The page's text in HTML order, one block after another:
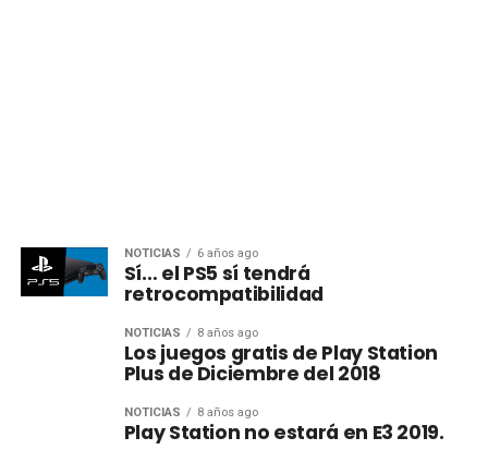
NOTICIAS 6 años ago
Sí… el PS5 sí tendrá
retrocompatibilidad
NOTICIAS 8 años ago
Los juegos gratis de Play Station
Plus de Diciembre del 2018
NOTICIAS 8 años ago
Play Station no estará en E3 2019.